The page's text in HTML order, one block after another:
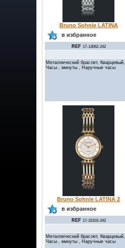
Bruno Sohnle LATINA
в избранное
REF 17-13062-242
Металлический браслет, Кварцевый,
Часы , минуты , Наручные часы
Bruno Sohnle LATINA 2
в избранное
REF 17-33103-242
Металлический браслет, Кварцевый,
Часы , минуты , Наручные часы